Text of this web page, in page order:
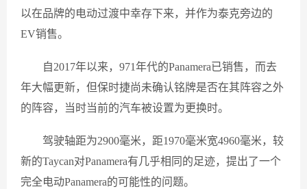
以在品牌的电动过渡中幸存下来，并作为泰克旁边的
EV销售。
自2017年以来，971年代的Panamera已销售，而去
年大幅更新，但保时捷尚未确认铭牌是否在其阵容之外
的阵容，当时当前的汽车被设置为更换时。
驾驶轴距为2900毫米，距1970毫米宽4960毫米，较
新的Taycan对Panamera有几乎相同的足迹，提出了一个
完全电动Panamera的可能性的问题。